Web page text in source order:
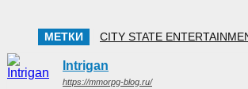
МЕТКИ CITY STATE
Intrigan
https://mmorpg-blog.ru/